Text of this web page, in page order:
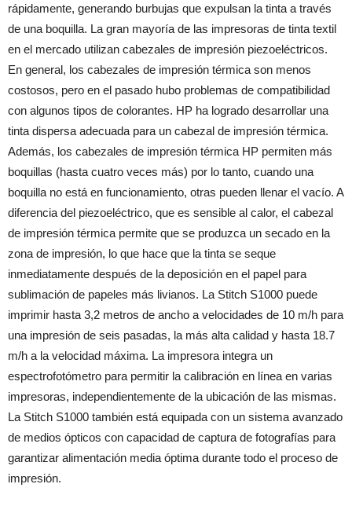
rápidamente, generando burbujas que expulsan la tinta a través
de una boquilla. La gran mayoría de las impresoras de tinta textil
en el mercado utilizan cabezales de impresión piezoeléctricos.
En general, los cabezales de impresión térmica son menos
costosos, pero en el pasado hubo problemas de compatibilidad
con algunos tipos de colorantes. HP ha logrado desarrollar una
tinta dispersa adecuada para un cabezal de impresión térmica.
Además, los cabezales de impresión térmica HP permiten más
boquillas (hasta cuatro veces más) por lo tanto, cuando una
boquilla no está en funcionamiento, otras pueden llenar el vacío. A
diferencia del piezoeléctrico, que es sensible al calor, el cabezal
de impresión térmica permite que se produzca un secado en la
zona de impresión, lo que hace que la tinta se seque
inmediatamente después de la deposición en el papel para
sublimación de papeles más livianos. La Stitch S1000 puede
imprimir hasta 3,2 metros de ancho a velocidades de 10 m/h para
una impresión de seis pasadas, la más alta calidad y hasta 18.7
m/h a la velocidad máxima. La impresora integra un
espectrofotómetro para permitir la calibración en línea en varias
impresoras, independientemente de la ubicación de las mismas.
La Stitch S1000 también está equipada con un sistema avanzado
de medios ópticos con capacidad de captura de fotografías para
garantizar alimentación media óptima durante todo el proceso de
impresión.